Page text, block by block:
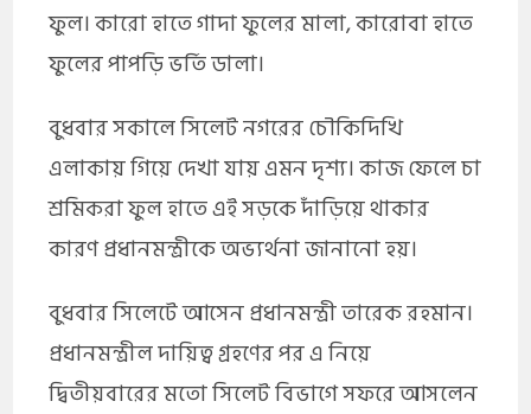
ফুল। কারো হাতে গাদা ফুলের মালা, কারোবা হাতে
ফুলের পাপড়ি ভর্তি ডালা।
বুধবার সকালে সিলেট নগরের চৌকিদিখি
এলাকায় গিয়ে দেখা যায় এমন দৃশ্য। কাজ ফেলে চা
শ্রমিকরা ফুল হাতে এই সড়কে দাঁড়িয়ে থাকার
কারণ প্রধানমন্ত্রীকে অভ্যর্থনা জানানো হয়।
বুধবার সিলেটে আসেন প্রধানমন্ত্রী তারেক রহমান।
প্রধানমন্ত্রীল দায়িত্ব গ্রহণের পর এ নিয়ে
দ্বিতীয়বারের মতো সিলেট বিভাগে সফরে আসলেন